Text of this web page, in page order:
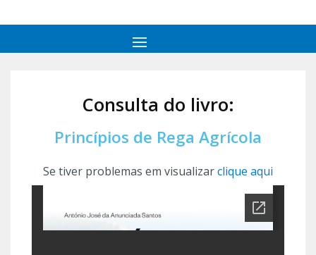
Consulta do livro:
Princípios de Rega Agrícola
Se tiver problemas em visualizarclique aqui